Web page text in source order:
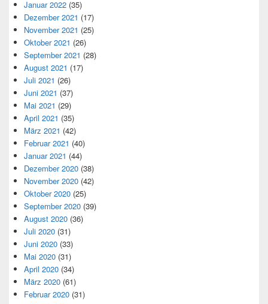
Januar 2022 (35)
Dezember 2021 (17)
November 2021 (25)
Oktober 2021 (26)
September 2021 (28)
August 2021 (17)
Juli 2021 (26)
Juni 2021 (37)
Mai 2021 (29)
April 2021 (35)
März 2021 (42)
Februar 2021 (40)
Januar 2021 (44)
Dezember 2020 (38)
November 2020 (42)
Oktober 2020 (25)
September 2020 (39)
August 2020 (36)
Juli 2020 (31)
Juni 2020 (33)
Mai 2020 (31)
April 2020 (34)
März 2020 (61)
Februar 2020 (31)